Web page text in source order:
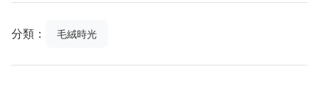
分類： 毛絨時光